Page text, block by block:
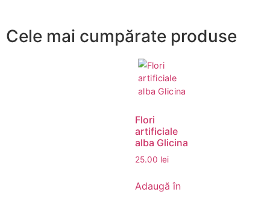
Cele mai cumpărate produse
Flori
artificiale
alba Glicina
25.00 lei
Adaugă în